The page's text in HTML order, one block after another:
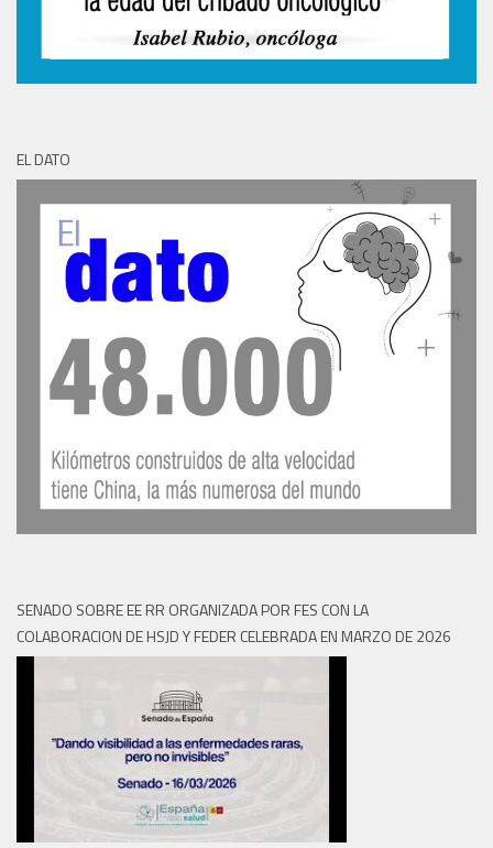
EL DATO
SENADO SOBRE EE RR ORGANIZADA POR FES CON LA
COLABORACION DE HSJD Y FEDER CELEBRADA EN MARZO DE 2026